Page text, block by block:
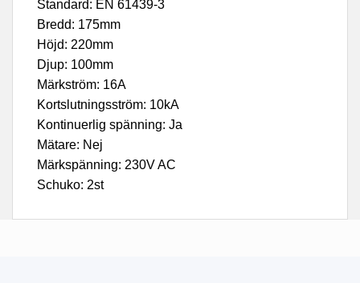
Standard: EN 61439-3
Bredd: 175mm
Höjd: 220mm
Djup: 100mm
Märkström: 16A
Kortslutningsström: 10kA
Kontinuerlig spänning: Ja
Mätare: Nej
Märkspänning: 230V AC
Schuko: 2st